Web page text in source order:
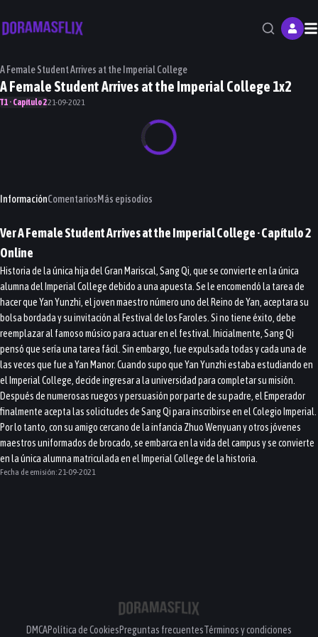
A Female Student Arrives at the Imperial College
A Female Student Arrives at the Imperial College 1x2
T1 · Capítulo 221-09-2021
InformaciónComentariosMás episodios
VerA Female Student Arrives at the Imperial College· Capítulo2
Online
Historia de la única hija del Gran Mariscal, Sang Qi, que se convierte en la única
alumna del Imperial College debido a una apuesta. Se le encomendó la tarea de
hacer que Yan Yunzhi, el joven maestro número uno del Reino de Yan, aceptara su
bolsa bordada y su invitación al Festival de los Faroles. Si no tiene éxito, debe
reemplazar al famoso músico para actuar en el festival. Inicialmente, Sang Qi
pensó que sería una tarea fácil. Sin embargo, fue expulsada todas y cada una de
las veces que fue a Yan Manor. Cuando supo que Yan Yunzhi estaba estudiando en
el Imperial College, decide ingresar a la universidad para completar su misión.
Después de numerosas ruegos y persuasión por parte de su padre, el Emperador
finalmente acepta las solicitudes de Sang Qi para inscribirse en el Colegio Imperial.
Por lo tanto, con su amigo cercano de la infancia Zhuo Wenyuan y otros jóvenes
maestros uniformados de brocado, se embarca en la vida del campus y se convierte
en la única alumna matriculada en el Imperial College de la historia.
Fecha de emisión:21-09-2021
DMCAPolítica de CookiesPreguntas frecuentesTérminos y condiciones